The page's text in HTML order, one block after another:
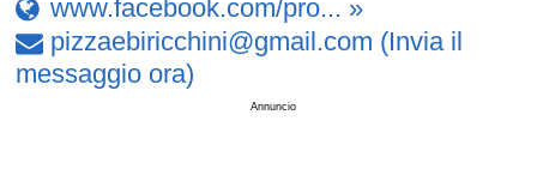
www.facebook.com/pro... »
pizzaebiricchini@gmail .com (Invia il
messaggio ora)
Annuncio